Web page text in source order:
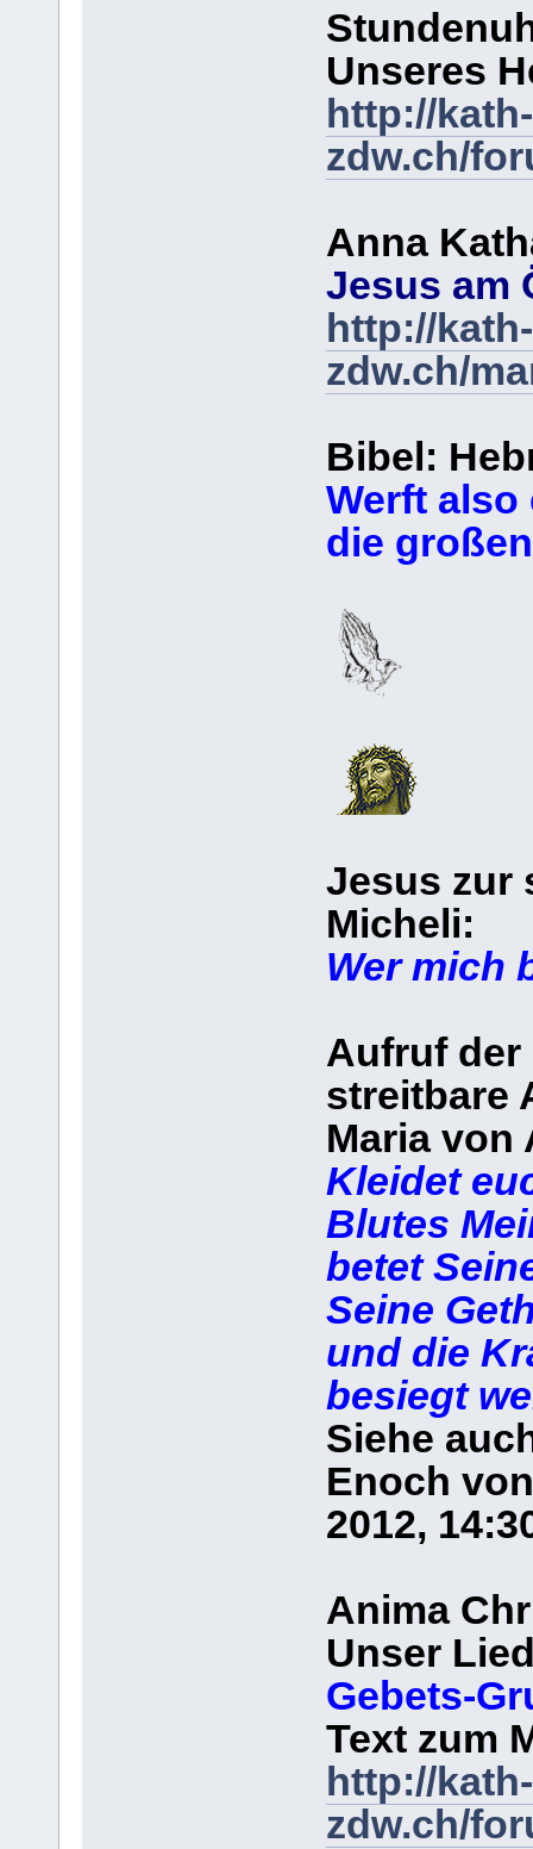
Unseres
http://kath-
zdw.ch/
Anna
Jesus am
http://kath-
zdw.ch/
Bibel:
Werft
die
Jesus zur
Micheli:
Wer mich
Aufruf der
streitbare
Maria von
Kleidet
Blutes
betet
Seine
und die
besiegt
Siehe
Enoch
2012,
Anima
Unser
Gebets-
Text zum
http://kath-
zdw.ch/